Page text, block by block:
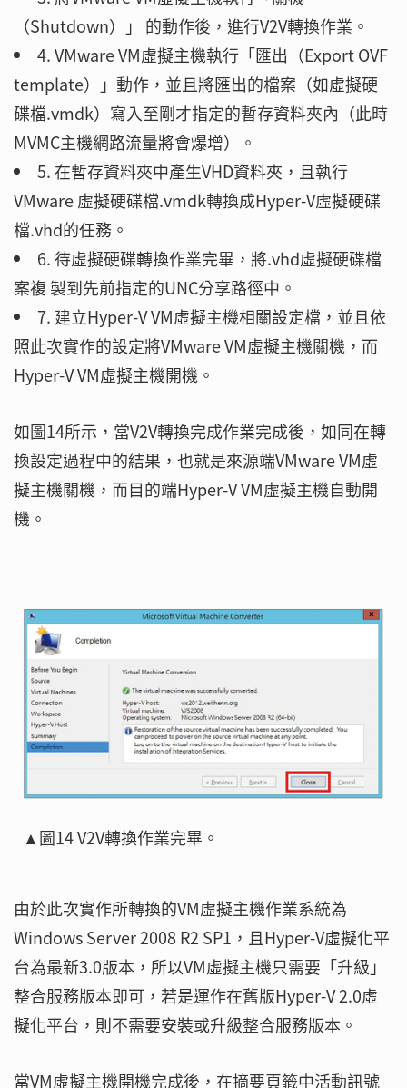
（Shutdown）」 的動作後，進行V2V轉換作業。
4. VMware VM虛擬主機執行「匯出（Export OVF
template）」動作，並且將匯出的檔案（如虛擬硬
碟檔.vmdk）寫入至剛才指定的暫存資料夾內（此時
MVMC主機網路流量將會爆增）。
5. 在暫存資料夾中產生VHD資料夾，且執行
VMware 虛擬硬碟檔.vmdk轉換成Hyper-V虛擬硬碟
檔.vhd的任務。
6. 待虛擬硬碟轉換作業完畢，將.vhd虛擬硬碟檔
案複 製到先前指定的UNC分享路徑中。
7. 建立Hyper-V VM虛擬主機相關設定檔，並且依
照此次實作的設定將VMware VM虛擬主機關機，而
Hyper-V VM虛擬主機開機。
如圖14所示，當V2V轉換完成作業完成後，如同在轉
換設定過程中的結果，也就是來源端VMware VM虛
擬主機關機，而目的端Hyper-V VM虛擬主機自動開
機。
▲圖14 V2V轉換作業完畢。
由於此次實作所轉換的VM虛擬主機作業系統為
Windows Server 2008 R2 SP1，且Hyper-V虛擬化平
台為最新3.0版本，所以VM虛擬主機只需要「升級」
整合服務版本即可，若是運作在舊版Hyper-V 2.0虛
擬化平台，則不需要安裝或升級整合服務版本。
當VM虛擬主機開機完成後，在摘要頁籤中活動訊號